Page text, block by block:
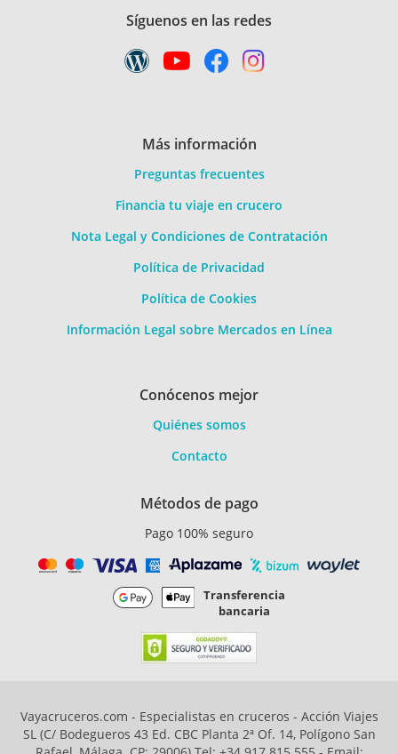
Síguenos en las redes
Más información
Preguntas frecuentes
Financia tu viaje en crucero
Nota Legal y Condiciones de Contratación
Política de Privacidad
Política de Cookies
Información Legal sobre Mercados en Línea
Conócenos mejor
Quiénes somos
Contacto
Métodos de pago
Pago 100% seguro
Transferencia
bancaria
Vayacruceros.com - Especialistas en cruceros - Acción Viajes
SL (C/ Bodegueros 43 Ed. CBC Planta 2ª Of. 14, Polígono San